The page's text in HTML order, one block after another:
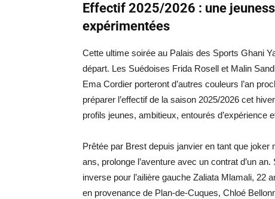
Effectif 2025/2026 : une
expérimentées
Cette ultime soirée au Palais des Sports Ghani
départ. Les Suédoises Frida Rosell et Malin
Ema Cordier porteront d’autres couleurs l’an
préparer l’effectif de la saison 2025/2026 cet
profils jeunes, ambitieux, entourés d’expérience
Prêtée par Brest depuis janvier en tant que
ans, prolonge l’aventure avec un contrat d’un
inverse pour l’ailière gauche Zaliata Mlamali, 22
en provenance de Plan-de-Cuques, Chloé